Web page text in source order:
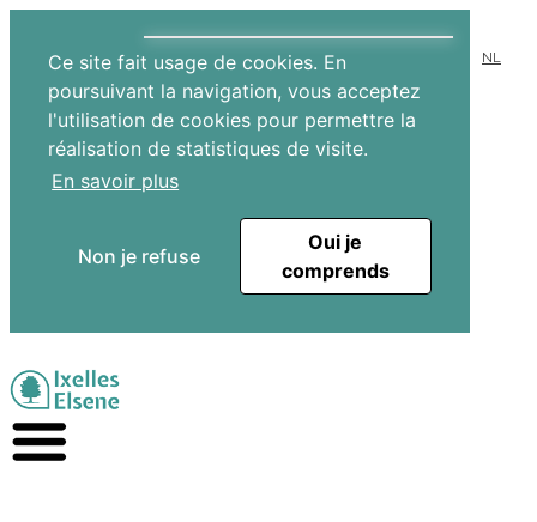
Ce site fait usage de cookies. En
poursuivant la navigation, vous acceptez
l'utilisation de cookies pour permettre la
réalisation de statistiques de visite.
En savoir plus
Non je refuse
Oui je
comprends
NL